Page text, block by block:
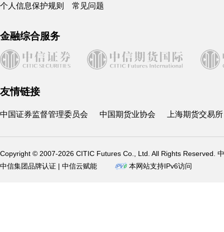
个人信息保护规则 常见问题
金融综合服务
友情链接
中国证券监督管理委员会 中国期货业协会 上海期货交易所
Copyright © 2007-2026 CITIC Futures Co., Ltd. All Rights Reserved.
中信集团品牌认证 | 中信云赋能
本网站支持IPv6访问